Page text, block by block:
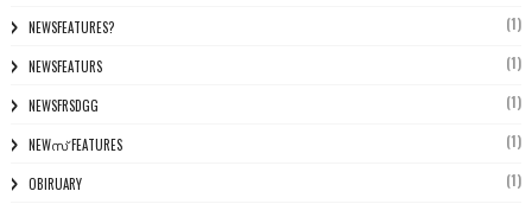
NEWSFEATURES? (1)
NEWSFEATURS (1)
NEWSFRSDGG (1)
NEWസ് FEATURES (1)
OBIRUARY (1)